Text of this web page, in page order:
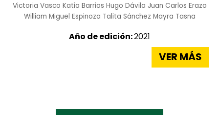
Victoria Vasco Katia Barrios Hugo Dávila Juan Carlos Erazo
William Miguel Espinoza Talita Sánchez Mayra Tasna
Año de edición:2021
VER MÁS